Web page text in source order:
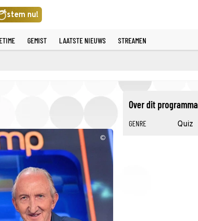
stem nu!
GEMIST LAATSTE NIEUWS STREAMEN
©
Over dit programma
GENRE Quiz